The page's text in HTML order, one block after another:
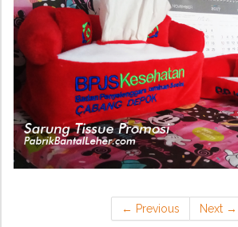
← Previous Next →